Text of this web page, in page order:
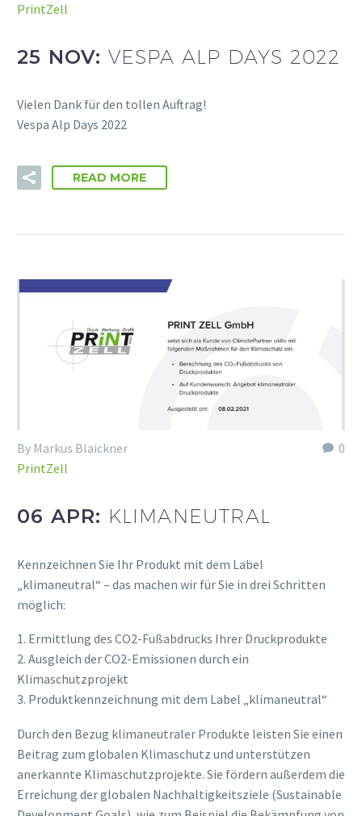
PrintZell
25 NOV: VESPA ALP DAYS 2022
Vielen Dank für den tollen Auftrag!
Vespa Alp Days 2022
READ MORE
0
By Markus Blaickner
PrintZell
06 APR: KLIMANEUTRAL
Kennzeichnen Sie Ihr Produkt mit dem Label
„klimaneutral“ – das machen wir für Sie in drei Schritten
möglich:
1. Ermittlung des CO2-Fußabdrucks Ihrer Druckprodukte
2. Ausgleich der CO2-Emissionen durch ein
Klimaschutzprojekt
3. Produktkennzeichnung mit dem Label „klimaneutral“
Durch den Bezug klimaneutraler Produkte leisten Sie einen
Beitrag zum globalen Klimaschutz und unterstützen
anerkannte Klimaschutzprojekte. Sie fördern außerdem die
Erreichung der globalen Nachhaltigkeitsziele (Sustainable